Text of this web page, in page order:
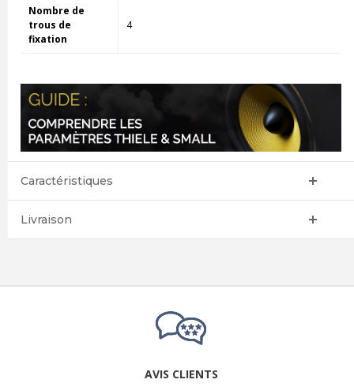
Nombre de
trous de
fixation
4
Caractéristiques
Livraison
AVIS CLIENTS